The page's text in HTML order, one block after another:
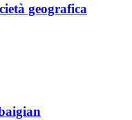
geografica